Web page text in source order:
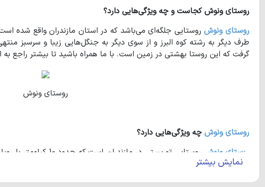
روستای ونوش کجاست و چه ویژگی‌هایی دارد؟
روستای ونوشروستایی جلگه‌ای می‌باشد که در استان مازندران واقع شده
طرف دیگر به رشته‌ کوه البرز و از سوی دیگر به جنگل‌هایی زیبا و سرسبز
گرفت که این روستا بهشتی در زمین است. با ما همراه باشید تا بیشتر راجع
روستای ونوش
روستای ونوش چه ویژگی‌هایی دارد؟
روستای ونوش
باید بدانید که روستاهای وازیواز، حسن آباد و رویان در همسایگی این روستا
نمایش بیشتر